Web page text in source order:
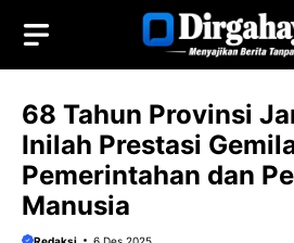
isi
68 Tahun Provinsi
Inilah Prestasi
Pemerintahan dan
Manusia
Redaksi 6 Des 2025